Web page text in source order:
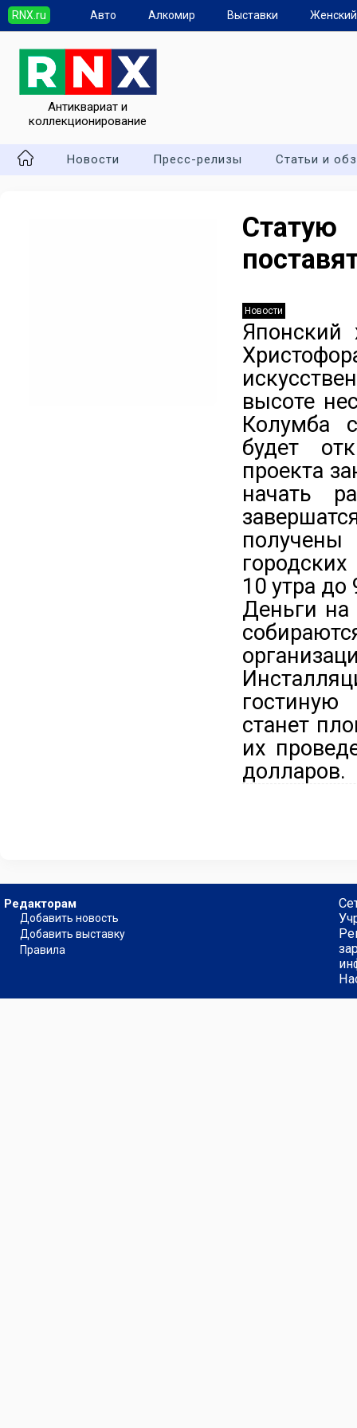
RNX.ru Авто Алкомир Выставки
Антиквариат и
коллекционирование
Новости Пресс-релизы Статьи и
Новости
Японский
высоте
Колумба
будет
проекта
начать
10 утра до
Деньги на
гостиную
станет
их
долларов.
Редакторам
Добавить новость
Добавить выставку
Правила